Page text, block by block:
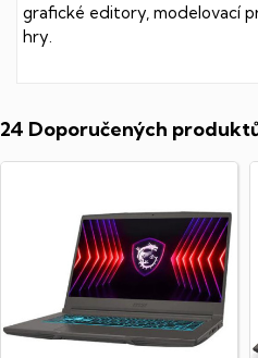
grafické editory, modelovací
hry.
24 Doporučených